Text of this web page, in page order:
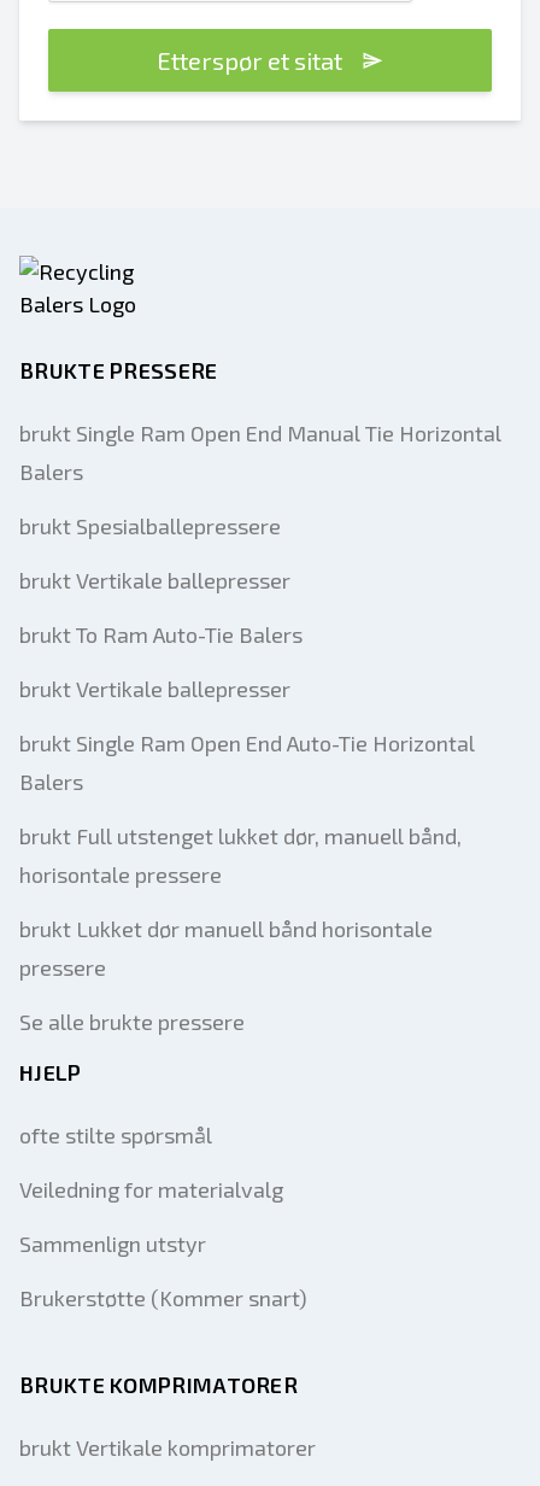
Etterspør et sitat
BRUKTE PRESSERE
brukt Single Ram Open End Manual Tie Horizontal
Balers
brukt Spesialballepressere
brukt Vertikale ballepresser
brukt To Ram Auto-Tie Balers
brukt Vertikale ballepresser
brukt Single Ram Open End Auto-Tie Horizontal
Balers
brukt Full utstenget lukket dør, manuell bånd,
horisontale pressere
brukt Lukket dør manuell bånd horisontale
pressere
Se alle brukte pressere
HJELP
ofte stilte spørsmål
Veiledning for materialvalg
Sammenlign utstyr
Brukerstøtte (Kommer snart)
BRUKTE KOMPRIMATORER
brukt Vertikale komprimatorer